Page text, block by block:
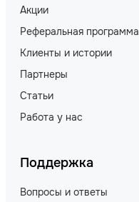
Акции
Реферальная программа
Клиенты и истории
Партнеры
Статьи
Работа у нас
Поддержка
Вопросы и ответы